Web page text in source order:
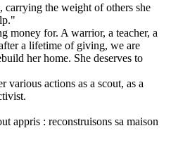
carrying the weight of others she
money for. A warrior, a teacher, a
a lifetime of giving, we are
her home. She deserves to
various actions as a scout, as a
appris : reconstruisons sa maison